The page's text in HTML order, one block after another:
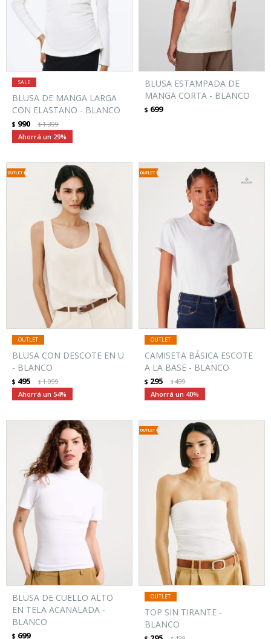
BLUSA DE MANGA LARGA
CON ELASTANO - BLANCO
$ 990 $1.399
29
BLUSA ESTAMPADA DE
MANGA CORTA - BLANCO
$ 699
BLUSA CON DESCOTE EN U
- BLANCO
$ 495 $1.099
54
CAMISETA BÁSICA ESCOTE
A LA BASE - BLANCO
$ 295 $499
40
BLUSA DE CUELLO ALTO
EN TELA ACANALADA -
BLANCO
$ 699
TOP SIN TIRANTE -
BLANCO